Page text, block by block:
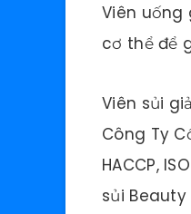
Viên uống
cơ thể để
Viên sủi
Công Ty
HACCP,
sủi Beauty